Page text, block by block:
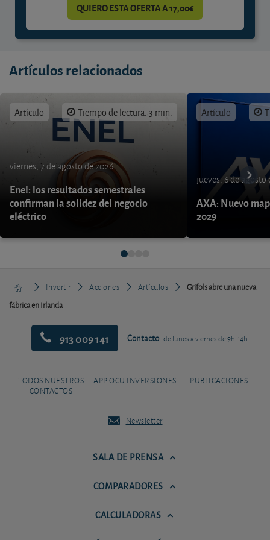
QUIERO ESTA OFERTA A 17,00€
Artículos relacionados
Artículo Tiempo de lectura: 3 min.
viernes, 7 de agosto de 2026
Enel: los resultados semestrales
confirman la solidez del negocio
eléctrico
Artículo
jueves, 6 de agosto
AXA: Nuevo
2029
Invertir Acciones Artículos
Grifols abre una nueva
fábrica en Irlanda
913 009 141 Contacto de lunes a viernes de 9h-14h
TODOS NUESTROS
CONTACTOS
APP OCU INVERSIONES PUBLICACIONES
Newsletter
SALA DE PRENSA
COMPARADORES
CALCULADORAS